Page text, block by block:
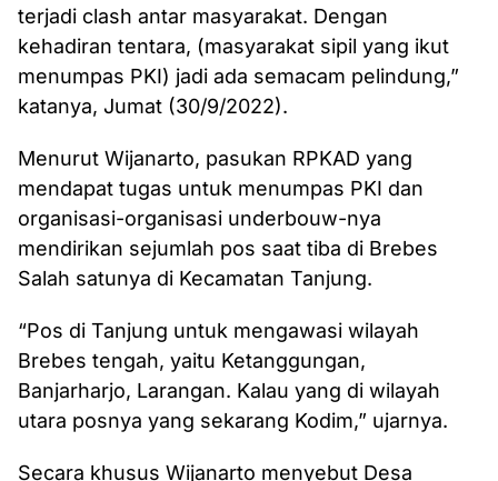
terjadi clash antar masyarakat. Dengan
kehadiran tentara, (masyarakat sipil yang ikut
menumpas PKI) jadi ada semacam pelindung‎,”
katanya, Jumat (30/9/2022).
Menurut Wijanarto, pasukan RPKAD yang
mendapat tugas untuk menumpas PKI dan
organisasi-organisasi underbouw-nya
mendirikan ‎sejumlah pos saat tiba di Brebes
Salah satunya di Kecamatan Tanjung. ‎
“Pos di Tanjung untuk mengawasi wilayah
Brebes tengah, yaitu Ketanggungan,
Banjarharjo, Larangan. Kalau yang di wilayah
utara posnya yang sekarang Kodim,” ‎ujarnya.
‎Secara khusus Wijanarto menyebut Desa